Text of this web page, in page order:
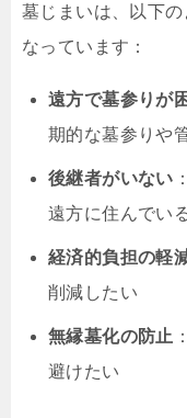
墓じまいは、以下
なっています：
遠方で墓参りが
期的な墓参りや
後継者がいない
遠方に住んでい
経済的負担の軽
削減したい
無縁墓化の防止
避けたい